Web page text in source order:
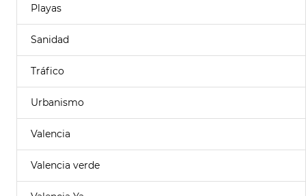
Playas
Sanidad
Tráfico
Urbanismo
Valencia
Valencia verde